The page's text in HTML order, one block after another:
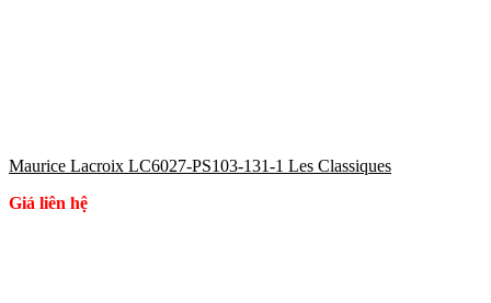
Maurice Lacroix LC6027-PS103-131-1 Les Classiques
Giá liên hệ